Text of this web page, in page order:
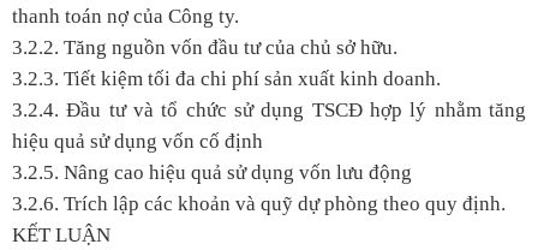
thanh toán nợ của Công ty.
3.2.2. Tăng nguồn vốn đầu tư của chủ sở hữu.
3.2.3. Tiết kiệm tối đa chi phí sản xuất kinh doanh.
3.2.4. Đầu tư và tổ chức sử dụng TSCĐ hợp lý nhằm tăng
hiệu quả sử dụng vốn cố định
3.2.5. Nâng cao hiệu quả sử dụng vốn lưu động
3.2.6. Trích lập các khoản và quỹ dự phòng theo quy định.
KẾT LUẬN